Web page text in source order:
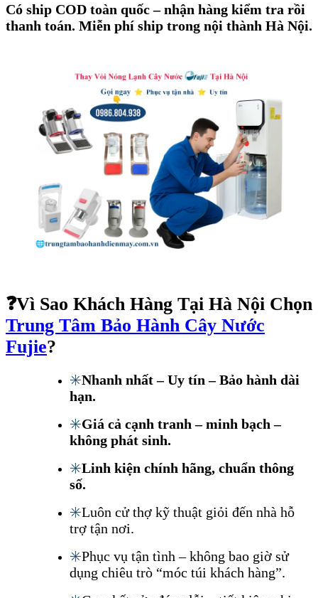
Có ship COD toàn quốc – nhận hàng kiểm tra rồi
thanh toán. Miễn phí ship trong nội thành Hà Nội.
❓Vì Sao Khách Hàng Tại Hà Nội Chọn
Trung Tâm Bảo Hành Cây Nước
Fujie?
✳️Nhanh nhất – Uy tín – Bảo hành dài
hạn.
✳️Giá cả cạnh tranh – minh bạch –
không phát sinh.
✳️Linh kiện chính hãng, chuẩn thông
số.
✳️Luôn cử thợ kỹ thuật giỏi đến nhà hỗ
trợ tận nơi.
✳️Phục vụ tận tình – không bao giờ sử
dụng chiêu trò “móc túi khách hàng”.